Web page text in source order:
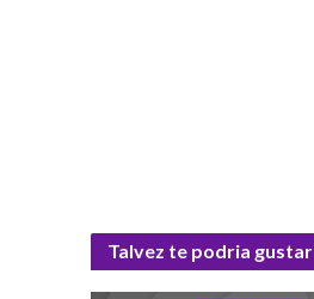
Talvez te podria gustar